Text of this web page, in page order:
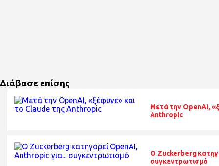
Διάβασε επίσης
Μετά την OpenAI,
Anthropic
O Zuckerberg
συγκεντρωτισμό